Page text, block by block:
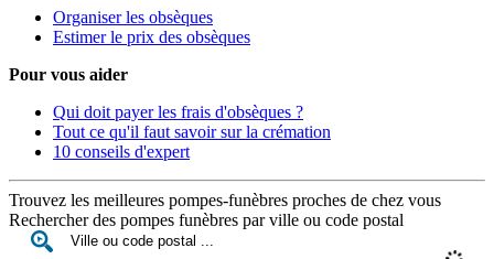
Organiser les obsèques
Estimer le prix des obsèques
Pour vous aider
Qui doit payer les frais d'obsèques ?
Tout ce qu'il faut savoir sur la crémation
10 conseils d'expert
Trouvez les meilleures pompes-funèbres proches de chez vous
Rechercher des pompes funèbres par ville ou code postal